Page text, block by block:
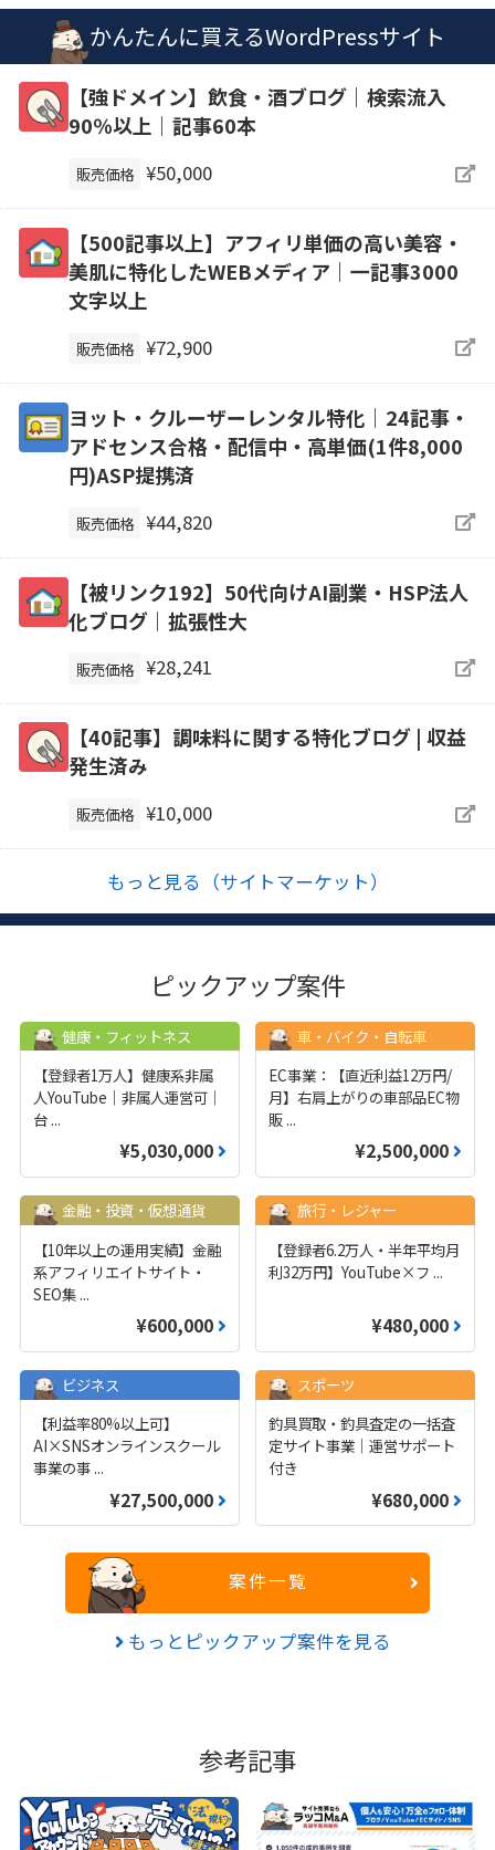
かんたんに買えるWordPressサイト
【強ドメイン】飲食・酒ブログ｜検索流入
90％以上｜記事60本
販売価格 ¥50,000
【500記事以上】アフィリ単価の高い美容・
美肌に特化したWEBメディア｜一記事3000
文字以上
販売価格 ¥72,900
ヨット・クルーザーレンタル特化｜24記事・
アドセンス合格・配信中・高単価(1件8,000
円)ASP提携済
販売価格 ¥44,820
【被リンク192】50代向けAI副業・HSP法人
化ブログ｜拡張性大
販売価格 ¥28,241
【40記事】調味料に関する特化ブログ | 収益
発生済み
販売価格 ¥10,000
もっと見る（サイトマーケット）
ピックアップ案件
健康・フィットネス
【登録者1万人】健康系非属
人YouTube｜非属人運営可｜
台 ...
¥5,030,000
車・バイク・自転車
EC事業：【直近利益12万円/
月】右肩上がりの車部品EC物
販 ...
¥2,500,000
金融・投資・仮想通貨
【10年以上の運用実績】金融
系アフィリエイトサイト・
SEO集 ...
¥600,000
旅行・レジャー
【登録者6.2万人・半年平均月
利32万円】YouTube×フ ...
¥480,000
ビジネス
【利益率80%以上可】
AI×SNSオンラインスクール
事業の事 ...
¥27,500,000
スポーツ
釣具買取・釣具査定の一括査
定サイト事業｜運営サポート
付き
¥680,000
案件一覧
もっとピックアップ案件を見る
参考記事